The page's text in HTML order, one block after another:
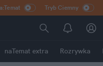
Tryb Ciemny
naTemat extra Rozrywka